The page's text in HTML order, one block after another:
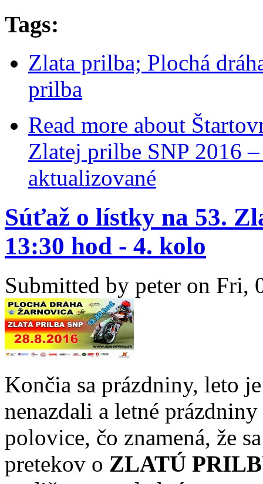
Tags:
Zlata prilba; Plochá
prilba
Read more about
Zlatej prilbe SNP 2016
aktualizované
Súťaž o lístky na 53.
13:30 hod - 4. kolo
Submitted by peter on Fri,
Končia sa prázdniny, leto
nenazdali a letné
polovice, čo znamená, že
pretekov o ZLATÚ